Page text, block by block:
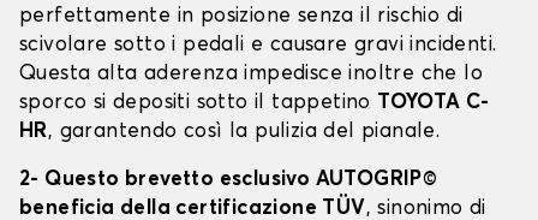
perfettamente in posizione senza il rischio di
scivolare sotto i pedali e causare gravi incidenti.
Questa alta aderenza impedisce inoltre che lo
sporco si depositi sotto il tappetino
TOYOTA C-
HR, garantendo così la pulizia del pianale.
2- Questo brevetto esclusivo AUTOGRIP©
beneficia della certificazione TÜV, sinonimo di